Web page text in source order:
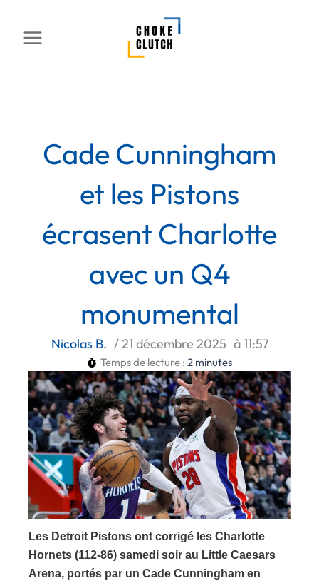
contenu
Cade Cunningham
et les Pistons
écrasent Charlotte
avec un Q4
monumental
Nicolas B. /21 décembre 2025 à11:57
Temps de lecture : 2 minutes
Les Detroit Pistons ont corrigé les Charlotte
Hornets (112-86) samedi soir au Little Caesars
Arena, portés par un Cade Cunningham en